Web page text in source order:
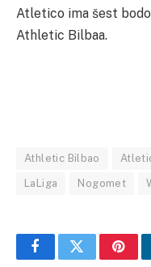
Atletico ima šest
Athletic Bilbaa.
Athletic Bilbao
LaLiga Nogomet
FacebookTwitter